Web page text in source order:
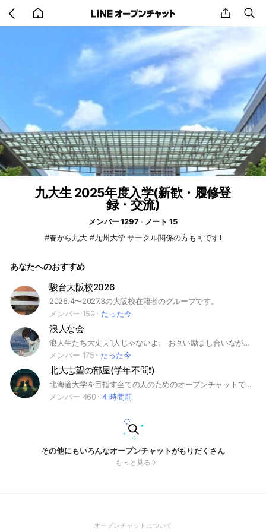
back
to
share
九大生 2025年度入学(新歓・履修登
録・交流)
メンバー 1297
ノート 15
#春から九大 #九州大学 サークル関係の方も可です❗️
あなたへのおすすめ
駿台大阪校2026
2026.4〜2027.3の大阪校在籍者のグループです。
メンバー 159
たった今
浪人な会
浪人生たち大丈夫1人じゃないよ。 お互い励まし合いながらわからない問題などは出し合ったりなど本番に向けて頑張りましょう👊 浪人生なら誰でも大歓迎です^ ^ 絶対見下した奴らを見返してやろ🫵 #浪人生#浪人#逆転合格#限界受験生#
メンバー 175
たった今
北大志望の部屋(学年不問❗️)
北海道大学を目指す全ての人のためのオープンチャットです❗️ #勉強 #受験 #北海道大 #北大 #北海道 #大学受験
メンバー 460
4 時間前
その他にもいろんなオープンチャットがもりだくさん
もっと見る
オープンチャットについて